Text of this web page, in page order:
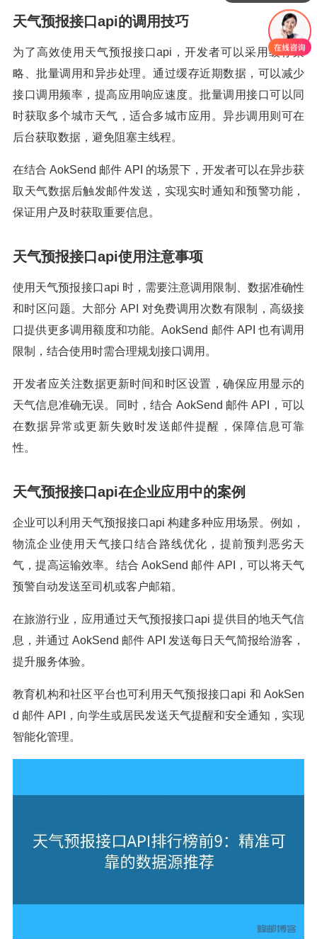
天气预报接口api的调用技巧
为了高效使用天气预报接口api，开发者可以采用缓存策
略、批量调用和异步处理。通过缓存近期数据，可以减少
接口调用频率，提高应用响应速度。批量调用接口可以同
时获取多个城市天气，适合多城市应用。异步调用则可在
后台获取数据，避免阻塞主线程。
在结合 AokSend 邮件 API 的场景下，开发者可以在异步获
取天气数据后触发邮件发送，实现实时通知和预警功能，
保证用户及时获取重要信息。
天气预报接口api使用注意事项
使用天气预报接口api 时，需要注意调用限制、数据准确性
和时区问题。大部分 API 对免费调用次数有限制，高级接
口提供更多调用额度和功能。AokSend 邮件 API 也有调用
限制，结合使用时需合理规划接口调用。
开发者应关注数据更新时间和时区设置，确保应用显示的
天气信息准确无误。同时，结合 AokSend 邮件 API，可以
在数据异常或更新失败时发送邮件提醒，保障信息可靠
性。
天气预报接口api在企业应用中的案例
企业可以利用天气预报接口api 构建多种应用场景。例如，
物流企业使用天气接口结合路线优化，提前预判恶劣天
气，提高运输效率。结合 AokSend 邮件 API，可以将天气
预警自动发送至司机或客户邮箱。
在旅游行业，应用通过天气预报接口api 提供目的地天气信
息，并通过 AokSend 邮件 API 发送每日天气简报给游客，
提升服务体验。
教育机构和社区平台也可利用天气预报接口api 和 AokSen
d 邮件 API，向学生或居民发送天气提醒和安全通知，实现
智能化管理。